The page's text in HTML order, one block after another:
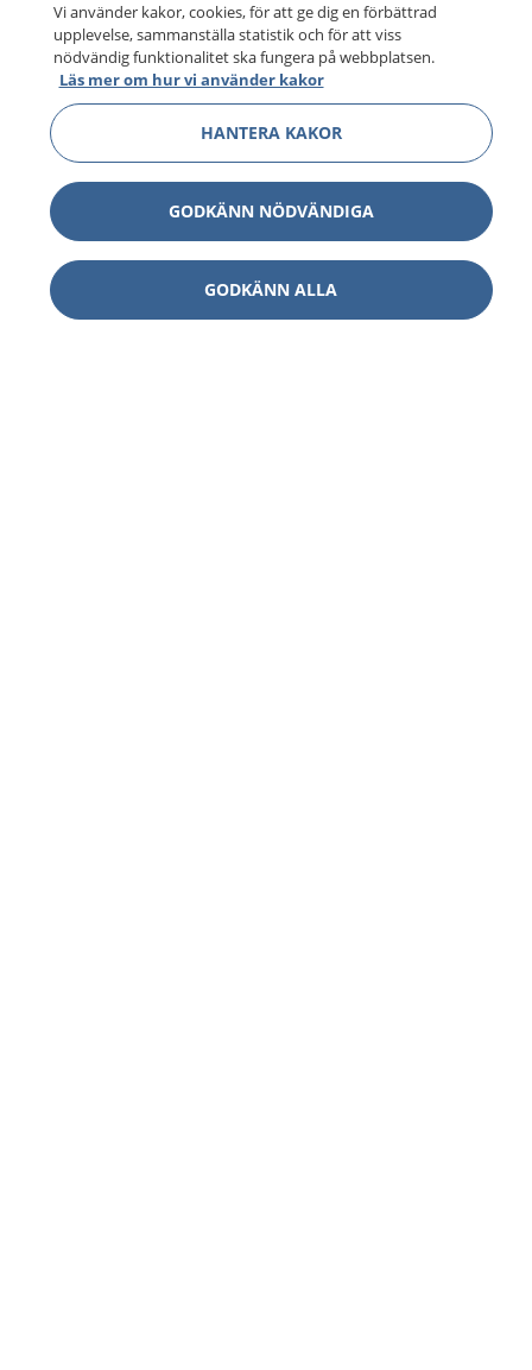
Vi använder kakor, cookies, för att ge dig en förbättrad
upplevelse, sammanställa statistik och för att viss
nödvändig funktionalitet ska fungera på webbplatsen.
Läs mer om hur vi använder kakor
HANTERA KAKOR
GODKÄNN NÖDVÄNDIGA
GODKÄNN ALLA